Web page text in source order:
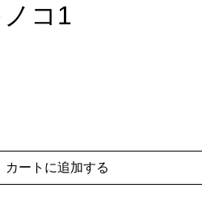
コ1
カートに追加する